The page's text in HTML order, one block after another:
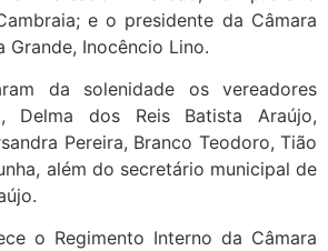
e o presidente da Câmara
Grande, Inocêncio Lino.
da solenidade os vereadores
Delma dos Reis Batista Araújo,
Pereira, Branco Teodoro, Tião
além do secretário municipal de
o Regimento Interno da Câmara